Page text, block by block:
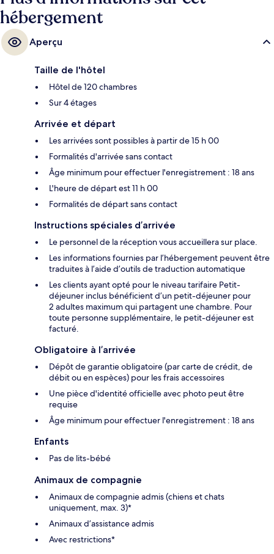
hébergement
Aperçu
Taille de l'hôtel
Hôtel de 120 chambres
Sur 4 étages
Arrivée et départ
Les arrivées sont possibles à partir de 15 h 00
Formalités d'arrivée sans contact
Âge minimum pour effectuer l'enregistrement : 18 ans
L'heure de départ est 11 h 00
Formalités de départ sans contact
Instructions spéciales d’arrivée
Le personnel de la réception vous accueillera sur place.
Les informations fournies par l’hébergement peuvent être
traduites à l’aide d’outils de traduction automatique
Les clients ayant opté pour le niveau tarifaire Petit-
déjeuner inclus bénéficient d’un petit-déjeuner pour
2 adultes maximum qui partagent une chambre. Pour
toute personne supplémentaire, le petit-déjeuner est
facturé.
Obligatoire à l’arrivée
Dépôt de garantie obligatoire (par carte de crédit, de
débit ou en espèces) pour les frais accessoires
Une pièce d'identité officielle avec photo peut être
requise
Âge minimum pour effectuer l'enregistrement : 18 ans
Enfants
Pas de lits-bébé
Animaux de compagnie
Animaux de compagnie admis (chiens et chats
uniquement, max. 3)*
Animaux d’assistance admis
Avec restrictions*